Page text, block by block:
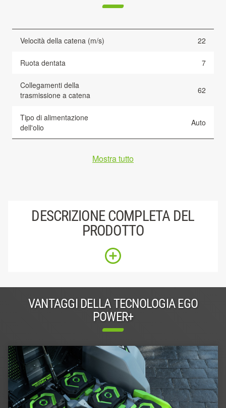
Velocità della catena (m/s) 22
Ruota dentata 7
Collegamenti della
trasmissione a catena
62
Tipo di alimentazione
dell'olio
Auto
Mostra tutto
DESCRIZIONE COMPLETA DEL
PRODOTTO
VANTAGGI DELLA TECNOLOGIA EGO
POWER+